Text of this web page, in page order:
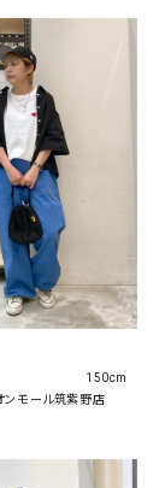
モール筑紫野店
150cm